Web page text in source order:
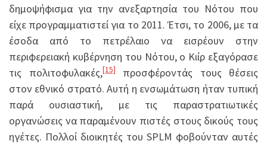
δημοψήφισμα για την ανεξαρτησία του Νότου που
είχε προγραμματιστεί για το 2011. Έτσι, το 2006, με τα
έσοδα από το πετρέλαιο να εισρέουν στην
περιφερειακή κυβέρνηση του Νότου, ο Κιίρ εξαγόρασε
τις πολιτοφυλακές,[15]
προσφέροντάς τους θέσεις
στον εθνικό στρατό. Αυτή η ενσωμάτωση ήταν τυπική
παρά ουσιαστική, με τις παραστρατιωτικές
οργανώσεις να παραμένουν πιστές στους δικούς τους
ηγέτες. Πολλοί διοικητές του SPLM φοβούνταν αυτές